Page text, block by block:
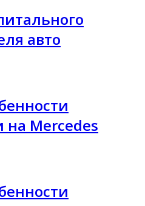
авто
на Mercedes